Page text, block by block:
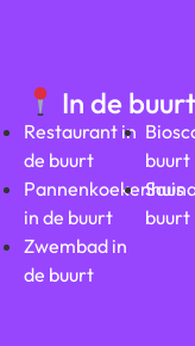
In de buurt
Restaurant in
de buurt
Pannenkoekenhuis
in de buurt
Zwembad in
de buurt
buurt
buurt